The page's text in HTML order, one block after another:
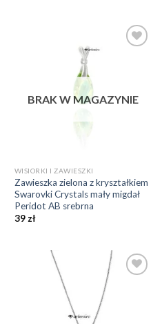
BRAK W MAGAZYNIE
WISIORKI I ZAWIESZKI
Zawieszka zielona z kryształkiem
Swarovki Crystals mały migdał
Peridot AB srebrna
39 zł
Dodaj do
ulubionych